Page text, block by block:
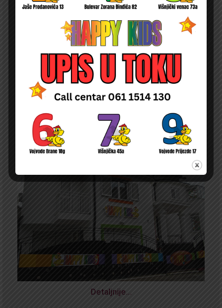
ODLUKA O PRAVU NA NAKNADU DELA TROŠKOVA BORAVKA DECE U
PU ČIJI JE OSNIVAČ DURGO PRAVNO ILI FIZIČKO LICE NA TERITORIJI
GRADA BEOGRADA
Detaljnije…